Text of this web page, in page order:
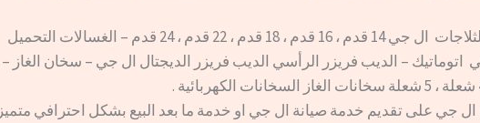
قسم صيانة الثلاجات ال جي 14 قدم ، 16 قدم ، 18 قدم ، 22 قدم ، 24 قدم – الغسالات التحميل
اتوماتيك – الديب فريزر الرأسي الديب فريزر الديجتال ال جي – سخان الغاز –
جي على تقديم خدمة صيانة ال جي او خدمة ما بعد البيع بشكل احترافي متميز